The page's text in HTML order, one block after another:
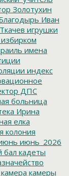
Золотухин
Иван
игрушки
избирком
имена
индекс
ДПС
больница
Ирина
елка
колония
июнь_2026
бал кадеты
камера камеры